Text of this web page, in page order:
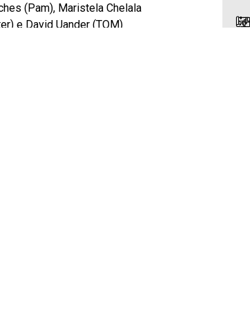
(Pam), Maristela Chelala
e David Uander (TOM)